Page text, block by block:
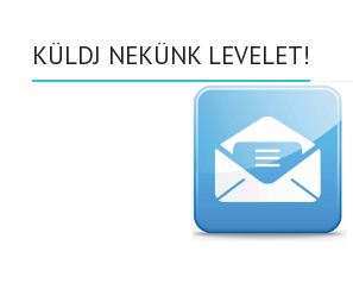
KÜLDJ NEKÜNK LEVELET!